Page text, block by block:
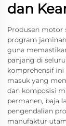
dan
Produsen motor
program
guna
panjang di
komprehensif
masuk yang
dan komposisi
permanen, baja
pengendalian
manufaktur